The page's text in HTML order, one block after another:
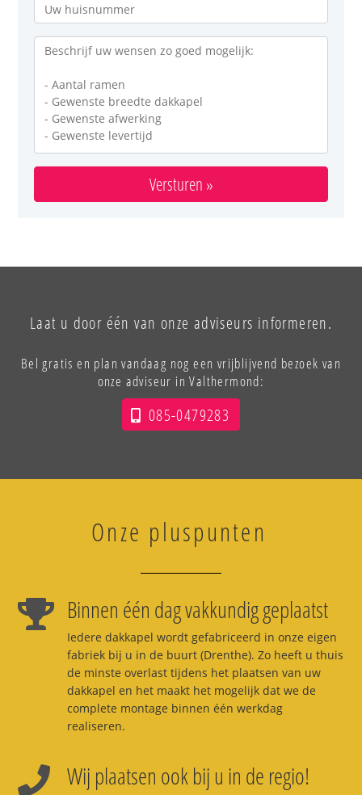
Versturen »
Laat u door één van onze adviseurs informeren.
Bel gratis en plan vandaag nog een vrijblijvend bezoek van
onze adviseur in Valthermond:
085-0479283
Onze pluspunten
Binnen één dag vakkundig geplaatst
Iedere dakkapel wordt gefabriceerd in onze eigen
fabriek bij u in de buurt (Drenthe). Zo heeft u thuis
de minste overlast tijdens het plaatsen van uw
dakkapel en het maakt het mogelijk dat we de
complete montage binnen één werkdag
realiseren.
Wij plaatsen ook bij u in de regio!